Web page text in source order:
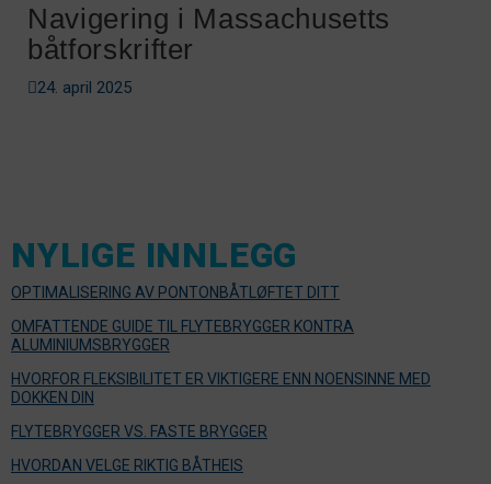
Navigering i Massachusetts
båtforskrifter
24. april 2025
NYLIGE INNLEGG
OPTIMALISERING AV PONTONBÅTLØFTET DITT
OMFATTENDE GUIDE TIL FLYTEBRYGGER KONTRA
ALUMINIUMSBRYGGER
HVORFOR FLEKSIBILITET ER VIKTIGERE ENN NOENSINNE MED
DOKKEN DIN
FLYTEBRYGGER VS. FASTE BRYGGER
HVORDAN VELGE RIKTIG BÅTHEIS